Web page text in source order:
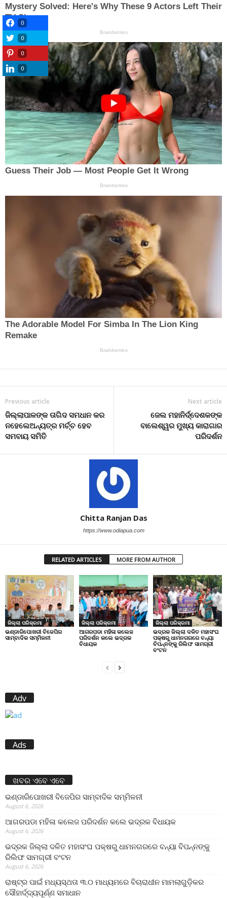
Previous article
ଜିଲ୍ଲାପାଳଙ୍କ ତାଗିଦ ସମଧାନ କର
ନହେଲେଅନ୍ୟତ୍ର ମର୍ଚ୍ଚ ହେବ
ସମବାୟ ସମିତି
Next article
ଜେଲ ମହାନିର୍ଦ୍ଦେଶକଙ୍କ
ବାଲେଶ୍ୱର ମୁଖ୍ୟ କାରାଗାର
ପରିଦର୍ଶନ
Chitta Ranjan Das
https://www.odiapua.com
RELATED ARTICLES MORE FROM AUTHOR
ଜିଲ୍ଲା ପରିକ୍ରମା
ଭଣ୍ଡାରିପୋଖରୀ ବିଜେପିର
ସାମ୍ବାଦିକ ସମ୍ମିଳନୀ
ଜିଲ୍ଲା ପରିକ୍ରମା
ଆଗରପଡା ମହିଳା କଲେଜ
ପରିଦର୍ଶନ କଲେ ଭଦ୍ରକ
ବିଧାୟକ
ଜିଲ୍ଲା ପରିକ୍ରମା
ଭଦ୍ରକ ଜିଲ୍ଲା ଦଳିତ ମହାସଂଘ
ପକ୍ଷରୁ ଧାମନଗରରେ ବନ୍ୟା
ବିପନ୍ନଙ୍କୁ ରିଲିଫ ସାମଗ୍ରୀ
ବଂଟନ
Adv
Ads
ଖବର ଏବେ ଏବେ
ଭଣ୍ଡାରିପୋଖରୀ ବିଜେପିର ସାମ୍ବାଦିକ ସମ୍ମିଳନୀ
August 6, 2026
ଆଗରପଡା ମହିଳା କଲେଜ ପରିଦର୍ଶନ କଲେ ଭଦ୍ରକ ବିଧାୟକ
August 6, 2026
ଭଦ୍ରକ ଜିଲ୍ଲା ଦଳିତ ମହାସଂଘ ପକ୍ଷରୁ ଧାମନଗରରେ ବନ୍ୟା ବିପନ୍ନଙ୍କୁ
ରିଲିଫ ସାମଗ୍ରୀ ବଂଟନ
August 6, 2026
ରାଷ୍ଟ୍ର ପାଇଁ ମଧ୍ୟସ୍ଥତା ୩.୦ ମାଧ୍ୟମରେ ବିଚାରାଧୀନ ମାମଲାଗୁଡ଼ିକର
ସୌହାର୍ଦ୍ଦ୍ୟପୂର୍ଣ୍ଣ ସମାଧାନ
0
0
0
0